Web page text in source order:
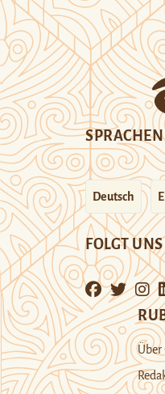
SPRACHEN
Deutsch
FOLGT UNS
Über